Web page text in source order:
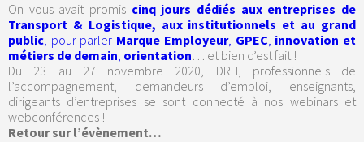
On vous avait promis cinq jours dédiés aux entreprises de
Transport & Logistique, aux institutionnels et au grand
public, pour parler Marque Employeur, GPEC, innovation et
métiers de demain, orientation… et bien c’est fait !
Du 23 au 27 novembre 2020, DRH, professionnels de
l’accompagnement, demandeurs d’emploi, enseignants,
dirigeants d’entreprises se sont connecté à nos webinars et
webconférences !
Retour sur l’évènement…